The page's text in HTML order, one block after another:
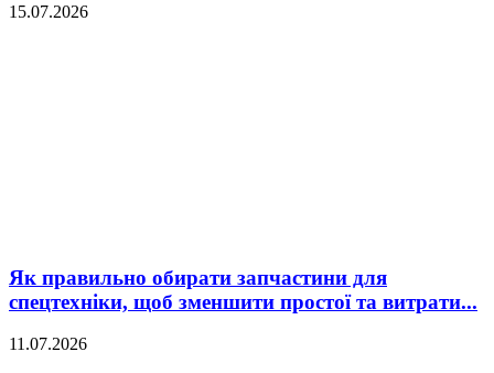
15.07.2026
Як правильно обирати запчастини для
спецтехніки, щоб зменшити простої та витрати...
11.07.2026